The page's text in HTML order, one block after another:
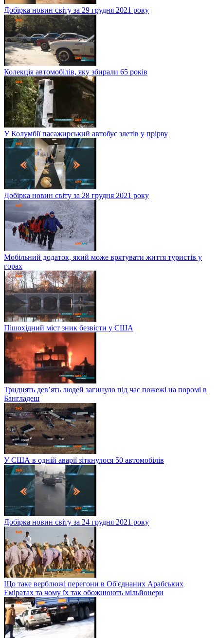
Добірка новин світу за 29 грудня 2021 року
Колекція автомобілів, яку збирали 65 років
У Колумбії пасажирський автобус злетів у прірву
Добірка новин світу за 28 грудня 2021 року
Мобільний додаток, який може врятувати життя туристів у
горах
Пішохідний міст зник безвісти у США
Тридцять дев’ять людей загинуло під час пожежі на поромі в
Бангладеш
У США в одній аварії зіткнулося 50 автомобілів
Добірка новин світу за 24 грудня 2021 року
Що таке верблюжі перегони в Об'єднаних Арабських
Еміратах та чому їх так обожнюють мільйонери